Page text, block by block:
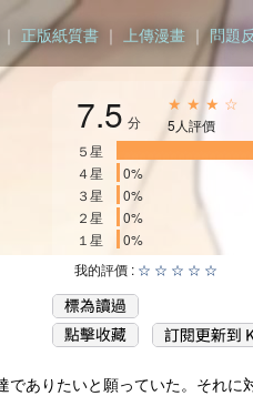
｜ 正版紙質書 ｜ 上傳漫畫 ｜ 問題
7.5 分
★ ★ ★ ☆
5人評價
５星
４星
0%
３星
0%
２星
0%
１星
0%
我的評價 : ☆ ☆ ☆ ☆ ☆
ありたいと願っていた。それに